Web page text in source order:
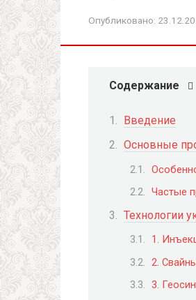
Опубликовано:
Содержание
Введение
Основные
Частые
Технологии
1.
2.
3.